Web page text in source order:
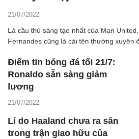
21/07/2022
Là cầu thủ sáng tạo nhất của Man
Fernandes cũng là cái tên thường xuyên
Điểm tin bóng đá tối 21/7:
Ronaldo sẵn sàng giảm
lương
21/07/2022
Lí do Haaland chưa ra sân
trong trận giao hữu của